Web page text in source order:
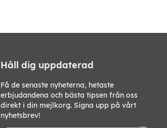
Håll dig uppdaterad
Få de senaste nyheterna, hetaste
erbjudandena och bästa tipsen från oss
direkt i din mejlkorg. Signa upp på vårt
nyhetsbrev!